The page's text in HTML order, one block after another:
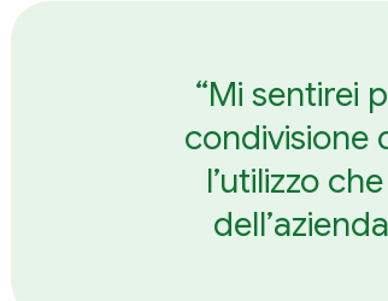
“Mi sentirei
condivisione
l’utilizzo